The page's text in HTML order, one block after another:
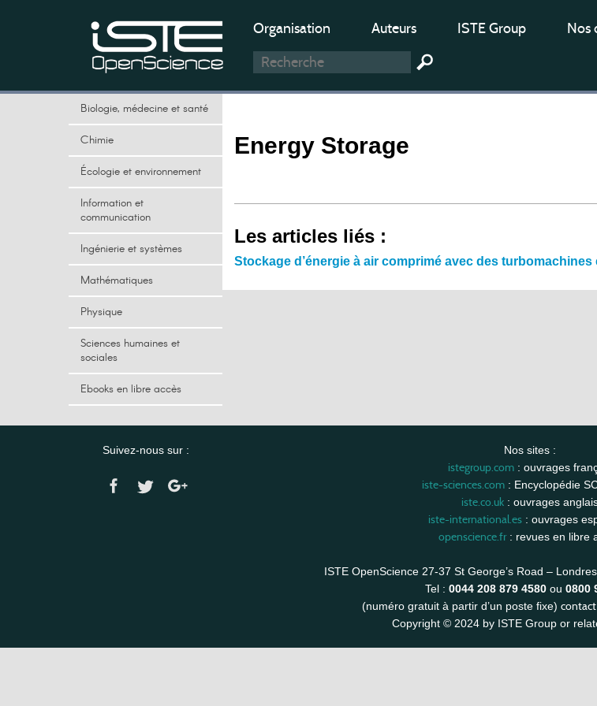
Organisation Auteurs ISTE Group Nos
Biologie, médecine et santé
Chimie
Écologie et environnement
Information et
communication
Ingénierie et systèmes
Mathématiques
Physique
Sciences humaines et
sociales
Ebooks en libre accès
Energy Storage
Les articles liés :
Stockage d’énergie à air comprimé avec des
Suivez-nous sur : Nos sites :
istegroup.com: ouvrages
iste-sciences.com: Encyclopédie
iste.co.uk : ouvrages
iste-international.es: ouvrages
openscience.fr: revues en libre
ISTE OpenScience 27-37 St George’s Road –
Tel : 0044 208 879 4580 ou 0800
(numéro gratuit à partir d’un poste fixe) contact
Copyright © 2024 by ISTE Group or